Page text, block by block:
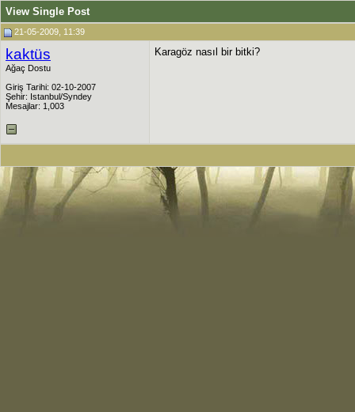
View Single Post
21-05-2009, 11:39
kaktüs
Ağaç Dostu
Giriş Tarihi: 02-10-2007
Şehir: Istanbul/Syndey
Mesajlar: 1,003
Karagöz nasıl bir bitki?